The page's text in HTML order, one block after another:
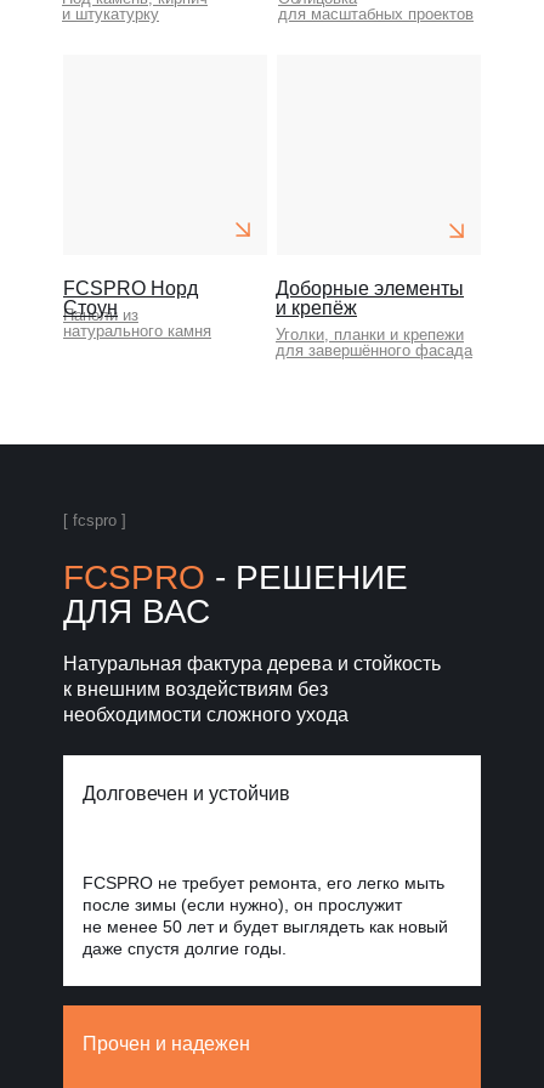
Панели из
натурального камня
FCSPRO
FCSPRO Норд
Стоун
Уголки, планки, откосы
для завершённого фасада
Уголки, планки и крепежи
для завершённого фасада
Доборные элементы
и крепёж
и штукатурку
для масштабных проектов
Облицовка
проектов
Фиброцементные
панели Стоун
Блок
[ fcspro ]
Натуральная фактура дерева и стойкость
к внешним воздействиям без
необходимости сложного ухода
FCSPRO - РЕШЕНИЕ
ДЛЯ ВАС
Прочен и надежен
Долговечен и устойчив
FCSPRO не требует ремонта, его легко мыть
после зимы (если нужно), он прослужит
не менее 50 лет и будет выглядеть как новый
даже спустя долгие годы.